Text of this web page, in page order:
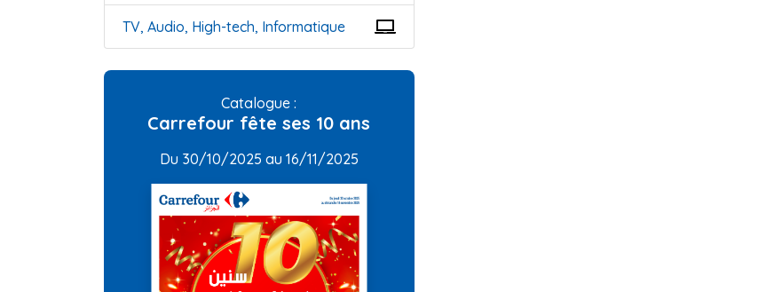
TV, Audio, High-tech, Informatique
Catalogue :
Carrefour fête ses 10 ans
Du 30/10/2025 au 16/11/2025